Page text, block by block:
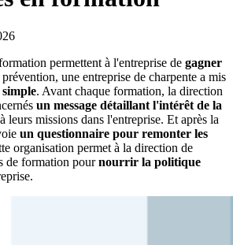
permettent à l'entreprise de gagner
une entreprise de charpente a mis
. Avant chaque formation, la direction
un message détaillant l'intérêt de la
leurs missions dans l'entreprise. Et après la
un questionnaire pour remonter les
organisation permet à la direction de
de formation pournourrir la politique